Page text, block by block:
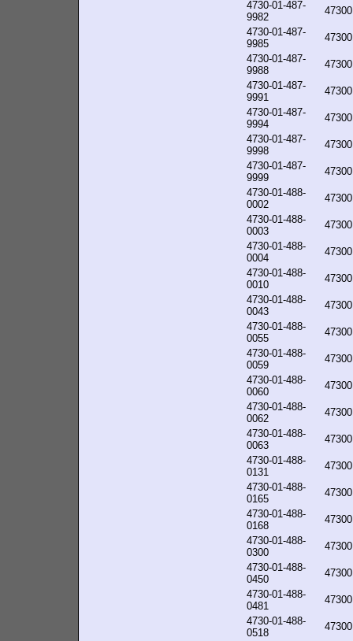
4730-01-487-
9982
4730-01-487-
9985
4730-01-487-
9988
4730-01-487-
9991
4730-01-487-
9994
4730-01-487-
9998
4730-01-487-
9999
4730-01-488-
0002
4730-01-488-
0003
4730-01-488-
0004
4730-01-488-
0010
4730-01-488-
0043
4730-01-488-
0055
4730-01-488-
0059
4730-01-488-
0060
4730-01-488-
0062
4730-01-488-
0063
4730-01-488-
0131
4730-01-488-
0165
4730-01-488-
0168
4730-01-488-
0300
4730-01-488-
0450
4730-01-488-
0481
4730-01-488-
0518